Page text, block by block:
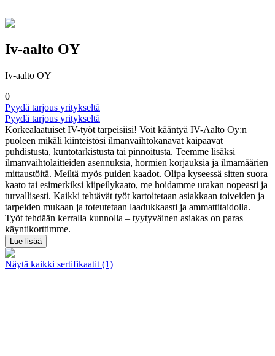
Iv-aalto OY
Iv-aalto OY
0
Pyydä tarjous yritykseltä
Pyydä tarjous yritykseltä
Korkealaatuiset IV-työt tarpeisiisi! Voit kääntyä IV-Aalto Oy:n
puoleen mikäli kiinteistösi ilmanvaihtokanavat kaipaavat
puhdistusta, kuntotarkistusta tai pinnoitusta. Teemme lisäksi
ilmanvaihtolaitteiden asennuksia, hormien korjauksia ja ilmamäärien
mittaustöitä. Meiltä myös puiden kaadot. Olipa kyseessä sitten suora
kaato tai esimerkiksi kiipeilykaato, me hoidamme urakan nopeasti ja
turvallisesti. Kaikki tehtävät työt kartoitetaan asiakkaan toiveiden ja
tarpeiden mukaan ja toteutetaan laadukkaasti ja ammattitaidolla.
Työt tehdään kerralla kunnolla – tyytyväinen asiakas on paras
käyntikorttimme.
Lue lisää
Näytä kaikki sertifikaatit (1)